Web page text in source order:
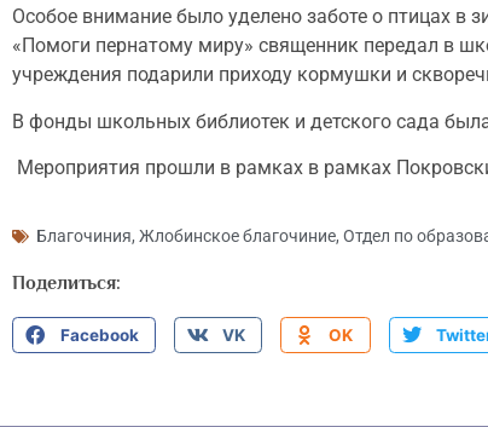
Особое внимание было уделено заботе о птицах
«Помоги пернатому миру» священник передал в
учреждения подарили приходу кормушки и
В фонды школьных библиотек и детского сада
Мероприятия прошли в рамках в рамках
Благочиния, Жлобинское благочиние, Отдел по
Поделиться:
Facebook VK OK